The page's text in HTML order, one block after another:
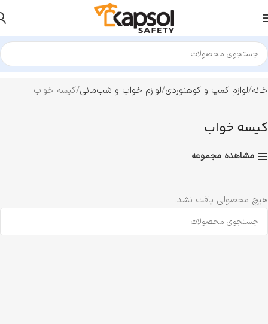
خانه لوازم کمپ و کوهنوردی لوازم خواب و شب‌مانی کیسه خواب
کیسه خواب
مشاهده مجموعه
هیچ محصولی یافت نشد.